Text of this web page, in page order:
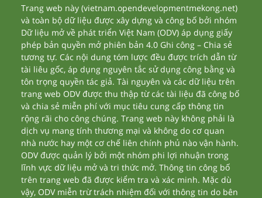
Trang web này (vietnam.opendevelopmentmekong.net)
và toàn bộ dữ liệu được xây dựng và công bố bởi nhóm
Dữ liệu mở về phát triển Việt Nam (ODV) áp dụng giấy
phép bản quyền mở phiên bản 4.0 Ghi công – Chia sẻ
tương tự. Các nội dung tóm lược đều được trích dẫn từ
tài liêu gốc, áp dụng nguyên tắc sử dụng công bằng và
tôn trọng quyền tác giả. Tài nguyên và các dữ liệu trên
trang web ODV được thu thập từ các tài liệu đã công bố
và chia sẻ miễn phí với mục tiêu cung cấp thông tin
rộng rãi cho công chúng. Trang web này không phải là
dịch vụ mang tính thương mại và không do cơ quan
nhà nước hay một cơ chế liên chính phủ nào vận hành.
ODV được quản lý bởi một nhóm phi lợi nhuận trong
lĩnh vực dữ liệu mở và tri thức mở. Thông tin công bố
trên trang web đã được kiểm tra và xác minh. Mặc dù
vậy, ODV miễn trừ trách nhiệm đối với thông tin do bên